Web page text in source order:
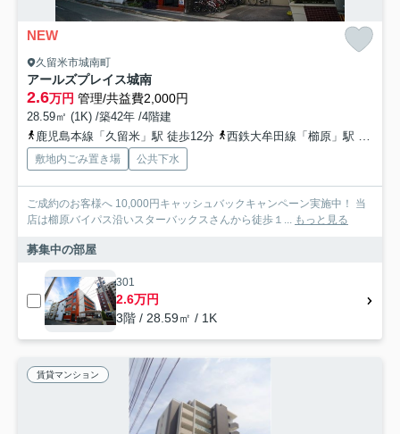
NEW
久留米市城南町
アールズプレイス城南
2.6万円 管理/共益費2,000円
28.59㎡ (1K) /築42年 /4階建
鹿児島本線「久留米」駅 徒歩12分
西鉄大牟田線「櫛原」駅 徒歩22分
敷地内ごみ置き場 公共下水
ご成約のお客様へ 10,000円キャッシュバックキャンペーン実施中！ 当
店は櫛原バイパス沿いスターバックスさんから徒歩１... もっと見る
募集中の部屋
301
2.6万円
3階 / 28.59㎡ / 1K
賃貸マンション